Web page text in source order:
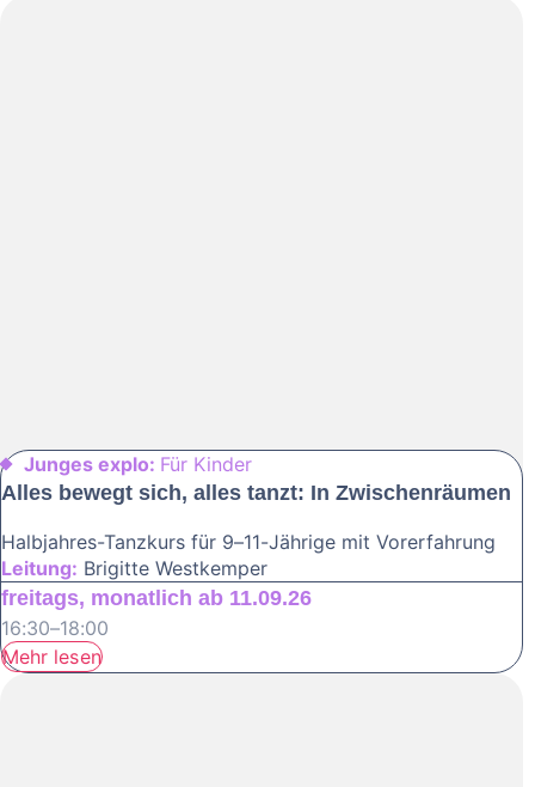
Junges explo: Für Kinder
Alles bewegt sich, alles tanzt: In Zwischenräumen
Halbjahres-Tanzkurs für 9–11-Jährige mit Vorerfahrung
Leitung: Brigitte Westkemper
freitags, monatlich ab 11.09.26
16:30–18:00
Mehr lesen